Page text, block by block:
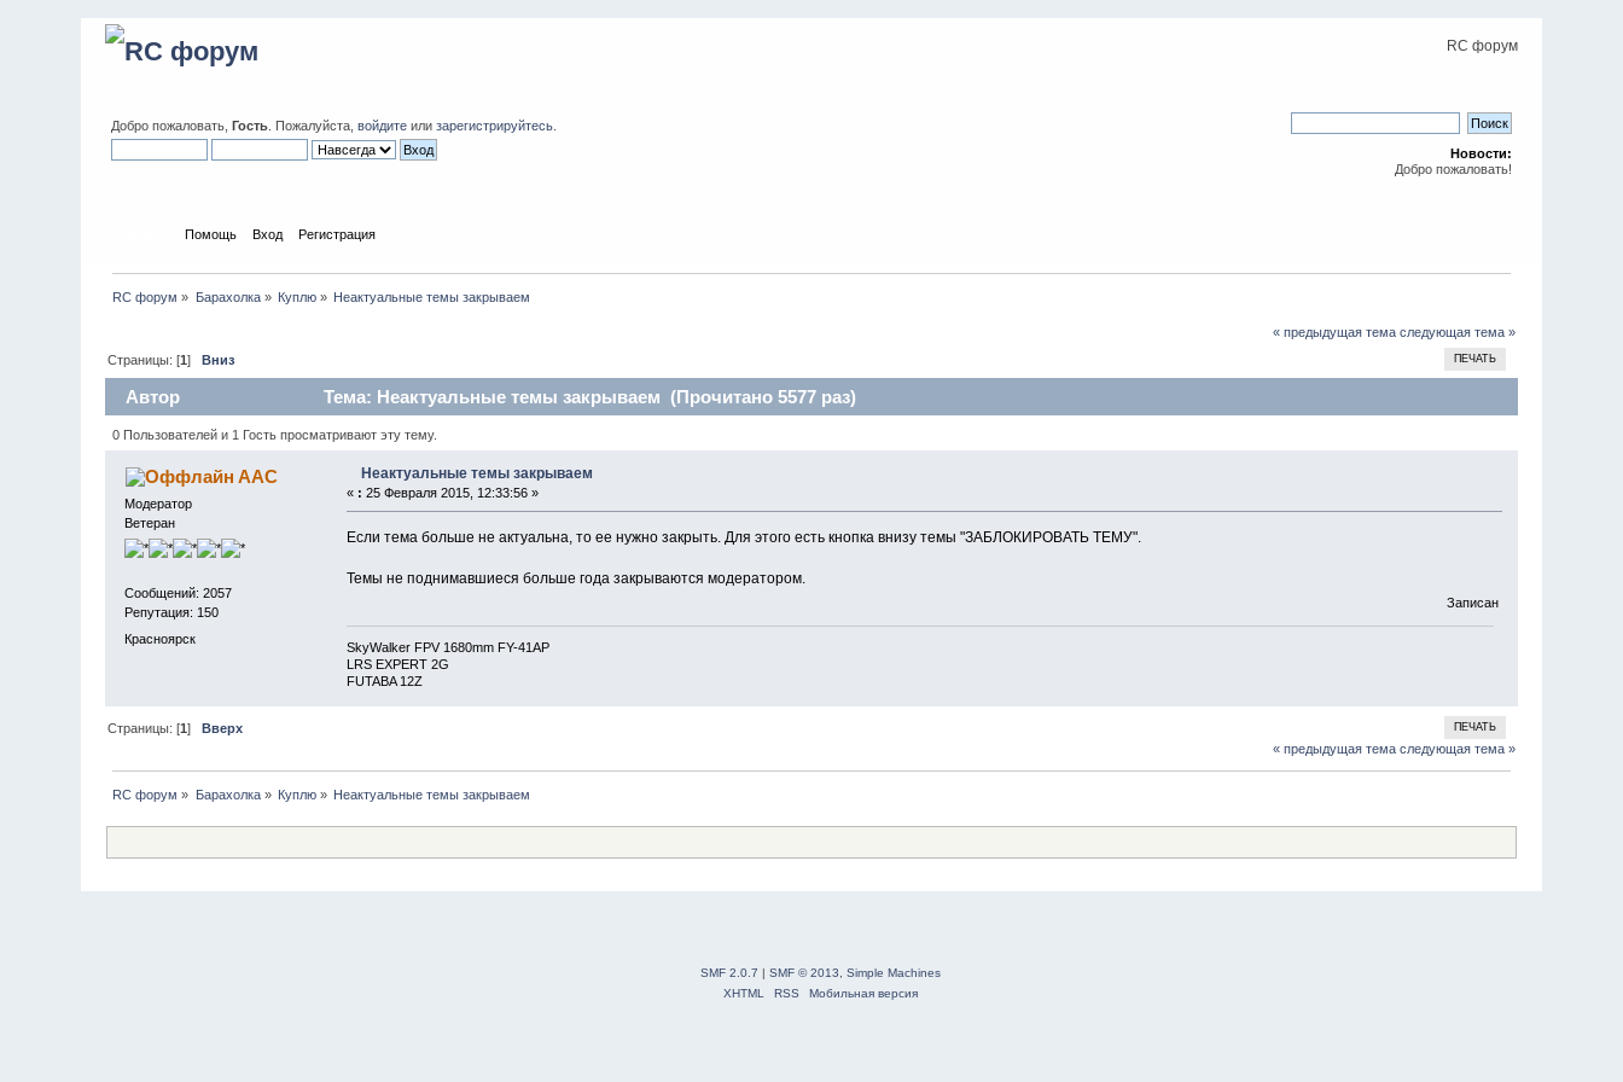
RC форум
Добро пожаловать,Гость . Пожалуйста,войдите илизарегистрируйтесь
Новости:
Добро пожаловать!
Помощь Вход Регистрация
RC форум » Барахолка» Куплю » Неактуальные темы закрываем
« предыдущая тема следующая тема »
ПЕЧАТЬ
Страницы: [1]Вниз
Автор Тема: Неактуальные темы закрываем (Прочитано 5577 раз)
0 Пользователей и 1 Гость просматривают эту тему.
AAC
Модератор
Ветеран
Сообщений: 2057
Репутация: 150
Красноярск
Неактуальные темы закрываем
« : 25 Февраля 2015, 12:33:56 »
Если тема больше не актуальна, то ее нужно закрыть. Для этого есть кнопка внизу темы "ЗАБЛОКИРОВАТЬ ТЕМУ".
Темы не поднимавшиеся больше года закрываются модератором.
Записан
SkyWalker FPV 1680mm FY-41AP
LRS EXPERT 2G
FUTABA 12Z
ПЕЧАТЬ
Страницы: [1]
Вверх
« предыдущая тема следующая тема »
RC форум » Барахолка» Куплю » Неактуальные темы закрываем
SMF 2.0.7 | SMF © 2013, Simple Machines
XHTML
RSS Мобильная версия